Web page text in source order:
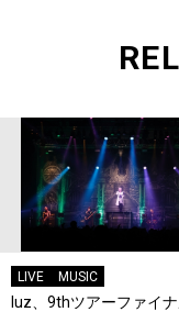
LIVE MUSIC
luz、9thツアーファイ